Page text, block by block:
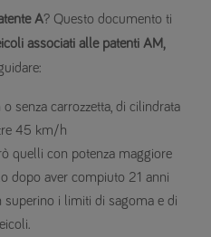
A? Questo documento ti
associati alle patenti AM,
o senza carrozzetta, di cilindrata
45 km/h
quelli con potenza maggiore
dopo aver compiuto 21 anni
i limiti di sagoma e di